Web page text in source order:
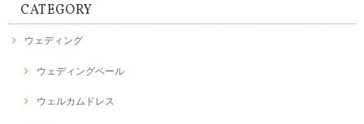
CATEGORY
ウェディング
ウェディングベール
ウェルカムドレス